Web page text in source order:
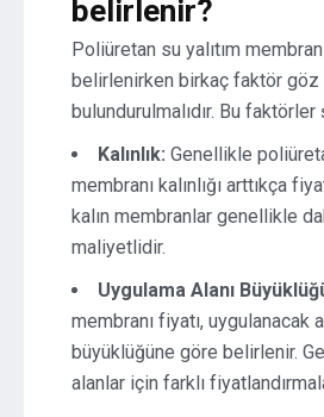
belirlenir?
Poliüretan su yalıtım
belirlenirken birkaç faktör göz
bulundurulmalıdır. Bu faktörler
Kalınlık: Genellikle
membranı kalınlığı arttıkça
kalın membranlar genellikle
maliyetlidir.
Uygulama Alanı
membranı fiyatı, uygulanacak
büyüklüğüne göre belirlenir.
alanlar için farklı